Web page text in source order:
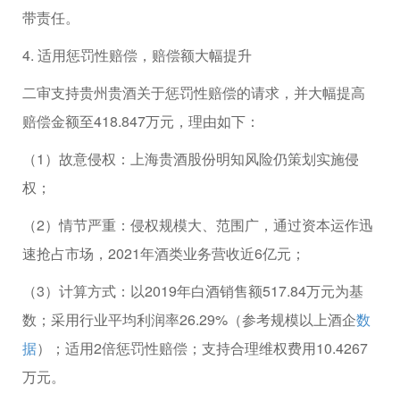
带责任。
4. 适用惩罚性赔偿，赔偿额大幅提升
二审支持贵州贵酒关于惩罚性赔偿的请求，并大幅提高
赔偿金额至418.847万元，理由如下：
（1）故意侵权：上海贵酒股份明知风险仍策划实施侵
权；
（2）情节严重：侵权规模大、范围广，通过资本运作迅
速抢占市场，2021年酒类业务营收近6亿元；
（3）计算方式：以2019年白酒销售额517.84万元为基
数；采用行业平均利润率26.29%（参考规模以上酒企数
据）；适用2倍惩罚性赔偿；支持合理维权费用10.4267
万元。